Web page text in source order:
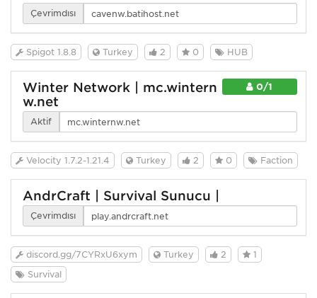
Çevrimdışı
Spigot 1.8.8 Turkey 2 0 HUB
0/1
Winter Network | mc.wintern
w.net
Aktif
Velocity 1.7.2-1.21.4 Turkey 2 0 Faction
AndrCraft | Survival Sunucu |
Çevrimdışı
discord.gg/7CYRxU6xym Turkey 2
1
Survival